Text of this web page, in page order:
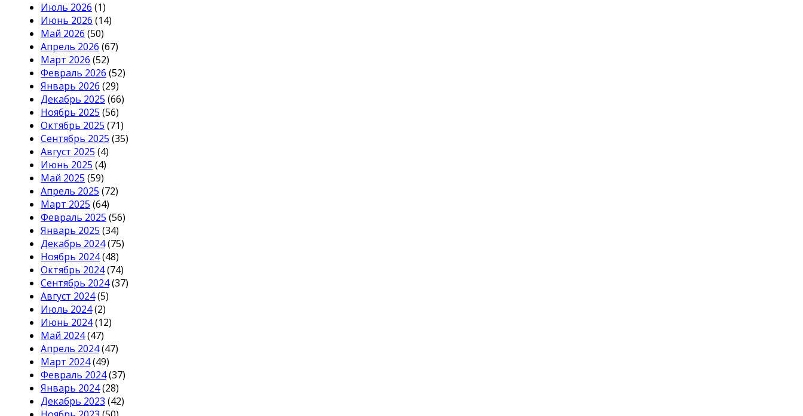
Июль 2026 (1)
Июнь 2026 (14)
Май 2026 (50)
Апрель 2026 (67)
Март 2026 (52)
Февраль 2026 (52)
Январь 2026 (29)
Декабрь 2025 (66)
Ноябрь 2025 (56)
Октябрь 2025 (71)
Сентябрь 2025 (35)
Август 2025 (4)
Июнь 2025 (4)
Май 2025 (59)
Апрель 2025 (72)
Март 2025 (64)
Февраль 2025 (56)
Январь 2025 (34)
Декабрь 2024(75)
Ноябрь 2024(48)
Октябрь 2024(74)
Сентябрь 2024(37)
Август 2024(5)
Июль 2024(2)
Июнь 2024(12)
Май 2024(47)
Апрель 2024(47)
Март 2024(49)
Февраль 2024(37)
Январь 2024(28)
Декабрь 2023 (42)